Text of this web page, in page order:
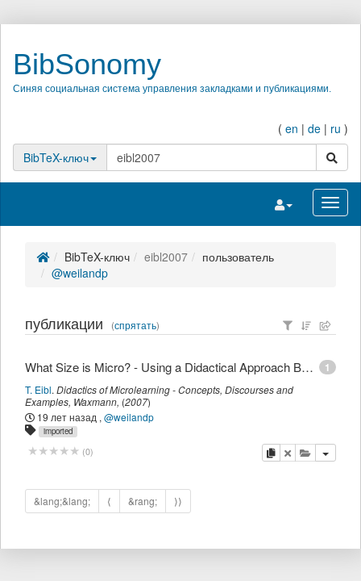
BibSonomy
Синяя социальная система управления закладками и публикациями.
( en | de | ru )
BibTeX-ключ
поиск
Переключить
BibTeX-ключ eibl2007
пользователь
@weilandp
публикации (спрятать)
1
What Size is Micro? - Using a Didactical Approach Based on Learning Objectives to Define Granularity
T. Eibl. Didactics of Microlearning - Concepts, Discourses and
Examples, Waxmann, (2007)
19 лет назад , @weilandp
imported
(0) копировать
удалитьдобавить
&lang;&lang; ⟨ &rang; ⟩⟩